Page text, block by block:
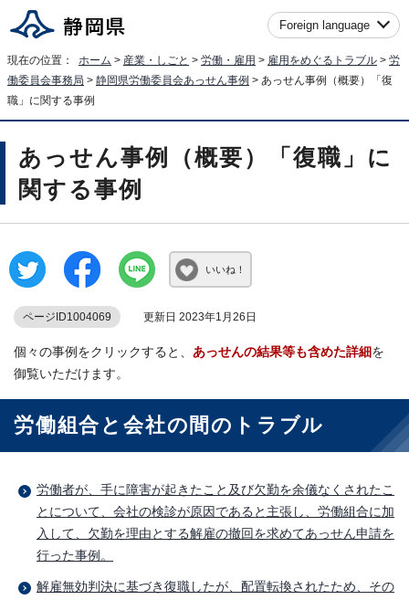
Foreign language
現在の位置： ホーム > 産業・しごと > 労働・雇用 > 雇用をめぐるトラブル > 労
働委員会事務局 > 静岡県労働委員会あっせん事例 > あっせん事例（概要）「復
職」に関する事例
あっせん事例（概要）「復職」に
関する事例
いいね！
ページID1004069 更新日 2023年1月26日
個々の事例をクリックすると、 あっせんの結果等も含めた詳細 を
御覧いただけます。
労働組合と会社の間のトラブル
労働者が、手に障害が起きたこと及び欠勤を余儀なくされたこ
とについて、会社の検診が原因であると主張し、労働組合に加
入して、欠勤を理由とする解雇の撤回を求めてあっせん申請を
行った事例。
解雇無効判決に基づき復職したが、配置転換されたため、その